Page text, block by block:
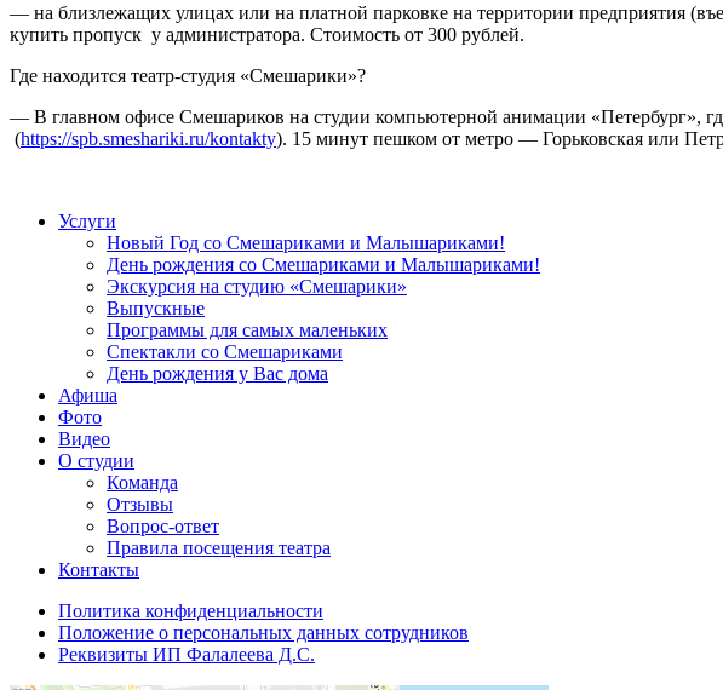
— на близлежащих улицах или на платной парковке на территории предприятия
купить пропуск у администратора. Стоимость от 300 рублей.
Где находится театр-студия «Смешарики»?
— В главном офисе Смешариков на студии компьютерной анимации «Петербург»,
(https://spb.smeshariki.ru/kontakty). 15 минут пешком от метро — Горьковская или
Услуги
Новый Год со Смешариками и Малышариками!
День рождения со Смешариками и Малышариками!
Экскурсия на студию «Смешарики»
Выпускные
Программы для самых маленьких
Спектакли со Смешариками
День рождения у Вас дома
Афиша
Фото
Видео
О студии
Команда
Отзывы
Вопрос-ответ
Правила посещения театра
Контакты
Политика конфиденциальности
Положение о персональных данных сотрудников
Реквизиты ИП Фалалеева Д.С.